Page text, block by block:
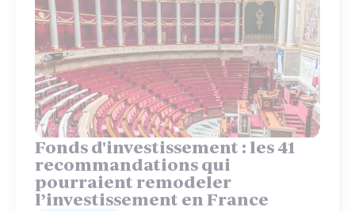
Fonds d'investissement : les 41
recommandations qui
pourraient remodeler
l’investissement en France